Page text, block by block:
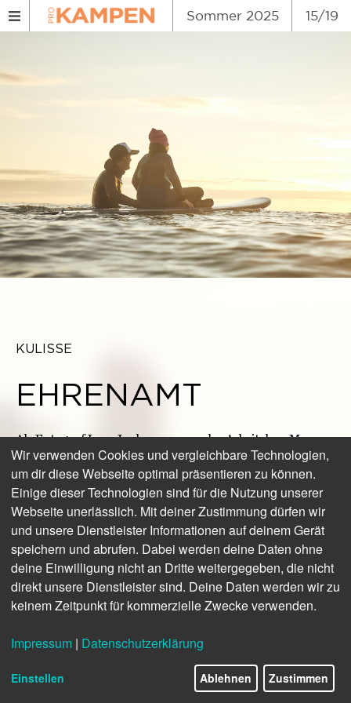
Sommer 2025 15/19
KULISSE
EHRENAMT
Als Fotograf Lars Jockumsen von der Arbeit des »Meer
Leben e.V.« auf seiner Heimatinsel erfuhr, stellte er seine
kreativen Fähigkeiten ehrenamtlich in den Dienst dieses
phantastischen Projekts: Denn »Meer Leben e.V.« bietet
Surftherapien und -camps für Kinder und Jugendliche –
Freude, Selbstwert und mehr Kraft für junge Menschen
mit Krebserkrankung und anderen schweren
Beeinträchtigungen. Und für deren Geschwister. Lars
Jockumsen unterstützt diese Arbeit mit seinen
Fotografien, seinem handwerklichen Geschick und seiner
sonnigen Art.
Wir verwenden Cookies und vergleichbare Technologien,
um dir diese Webseite optimal präsentieren zu können.
Einige dieser Technologien sind für die Nutzung unserer
Webseite unerlässlich. Mit deiner Zustimmung dürfen wir
und unsere Dienstleister Informationen auf deinem Gerät
speichern und abrufen. Dabei werden deine Daten ohne
deine Einwilligung nicht an Dritte weitergegeben, die nicht
direkt unsere Dienstleister sind. Deine Daten werden wir zu
keinem Zeitpunkt für kommerzielle Zwecke verwenden.
Impressum | Datenschutzerklärung
Einstellen Ablehnen Zustimmen